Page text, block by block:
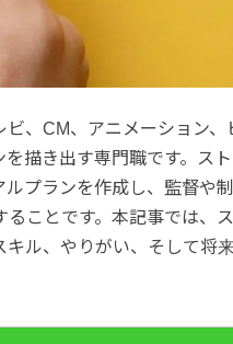
、CM、アニメーション、
描き出す専門職です。ス
ルプランを作成し、監督や
ことです。本記事では、
ル、やりがい、そして将